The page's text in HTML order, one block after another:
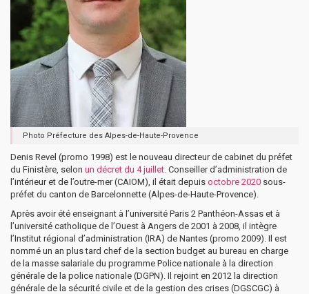
Photo Préfecture des Alpes-de-Haute-Provence
Denis Revel (promo 1998) est le nouveau directeur de cabinet du préfet
du Finistère, selon un décret du 4 juillet . Conseiller d’administration de
l’intérieur et de l’outre-mer (CAIOM), il était depuis octobre 2020 sous-
préfet du canton de Barcelonnette (Alpes-de-Haute-Provence).
Après avoir été enseignant à l’université Paris 2 Panthéon-Assas et à
l’université catholique de l’Ouest à Angers de 2001 à 2008, il intègre
l’Institut régional d’administration (IRA) de Nantes (promo 2009). Il est
nommé un an plus tard chef de la section budget au bureau en charge
de la masse salariale du programme Police nationale à la direction
générale de la police nationale (DGPN). Il rejoint en 2012 la direction
générale de la sécurité civile et de la gestion des crises (DGSCGC) à